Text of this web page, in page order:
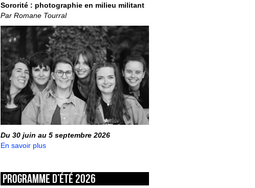
Sororité : photographie en milieu militant
Par Romane Tourral
Du 30 juin au 5 septembre 2026
En savoir plus
Programme d’été 2026